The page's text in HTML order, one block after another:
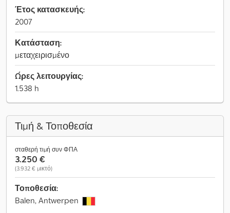
Έτος κατασκευής:
2007
Κατάσταση:
μεταχειρισμένο
Ώρες λειτουργίας:
1.538 h
Τιμή & Τοποθεσία
σταθερή τιμή συν ΦΠΑ
3.250 €
(3.932 € μικτό)
Τοποθεσία:
Balen, Antwerpen